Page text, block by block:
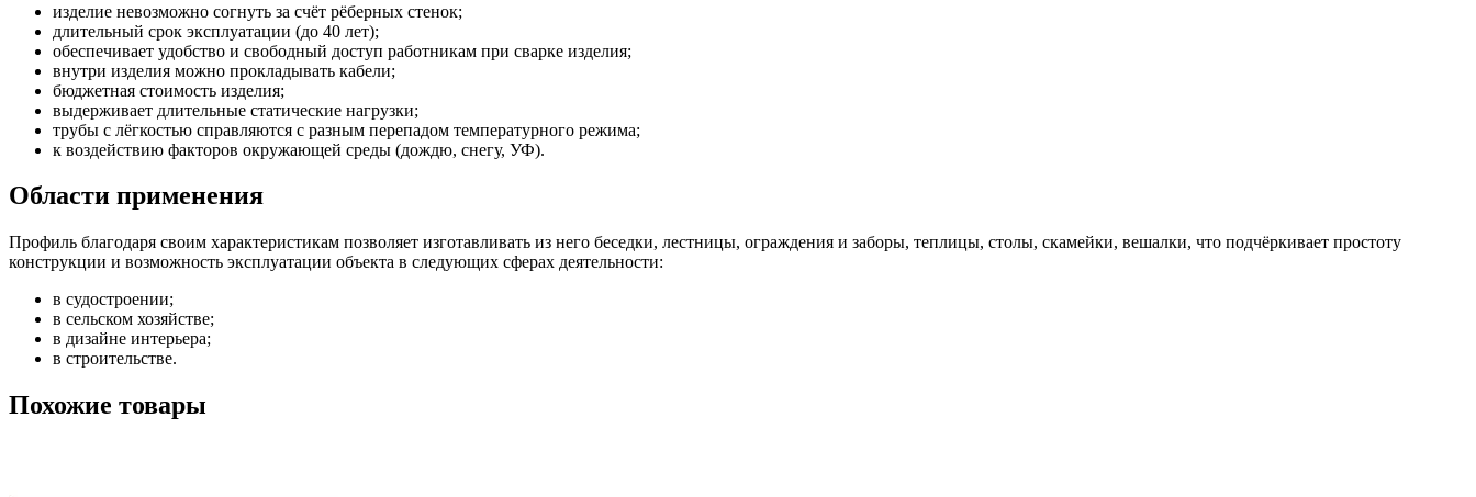
изделие невозможно согнуть за счёт рёберных стенок;
длительный срок эксплуатации (до 40 лет);
обеспечивает удобство и свободный доступ работникам при сварке изделия;
внутри изделия можно прокладывать кабели;
бюджетная стоимость изделия;
выдерживает длительные статические нагрузки;
трубы с лёгкостью справляются с разным перепадом температурного режима;
к воздействию факторов окружающей среды (дождю, снегу, УФ).
Области применения
Профиль благодаря своим характеристикам позволяет изготавливать из него беседки, лестницы, ограждения и заборы, теплицы, столы, скамейки, вешалки, что подчёркивает простоту
конструкции и возможность эксплуатации объекта в следующих сферах деятельности:
в судостроении;
в сельском хозяйстве;
в дизайне интерьера;
в строительстве.
Похожие товары